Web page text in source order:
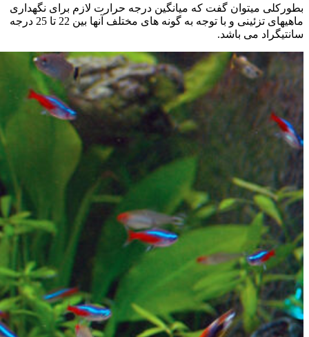
بطورکلی میتوان گفت که میانگین درجه حرارت لازم برای نگهداری
ماهیهای تزئینی و با توجه به گونه های مختلف آنها بین 22 تا 25 درجه
سانتیگراد می باشد.